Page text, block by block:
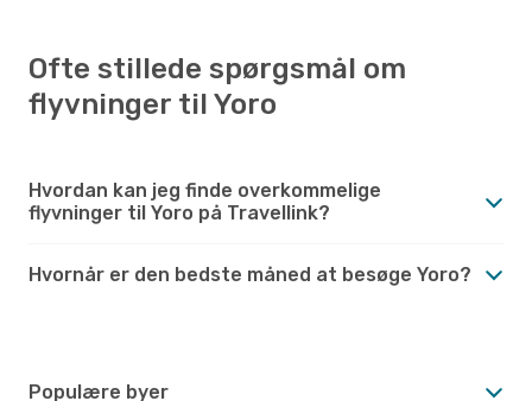
Ofte stillede spørgsmål om
flyvninger til Yoro
Hvordan kan jeg finde overkommelige
flyvninger til Yoro på Travellink?
Hvornår er den bedste måned at besøge Yoro?
Populære byer